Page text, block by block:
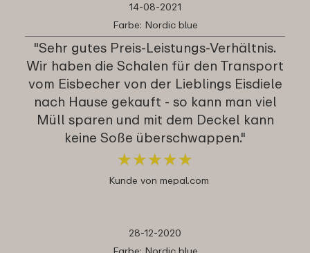
14-08-2021
Farbe: Nordic blue
"Sehr gutes Preis-Leistungs-Verhältnis.
Wir haben die Schalen für den Transport
vom Eisbecher von der Lieblings Eisdiele
nach Hause gekauft - so kann man viel
Müll sparen und mit dem Deckel kann
keine Soße überschwappen."
★★★★★
★★★★★
Kunde von mepal.com
28-12-2020
Farbe: Nordic blue